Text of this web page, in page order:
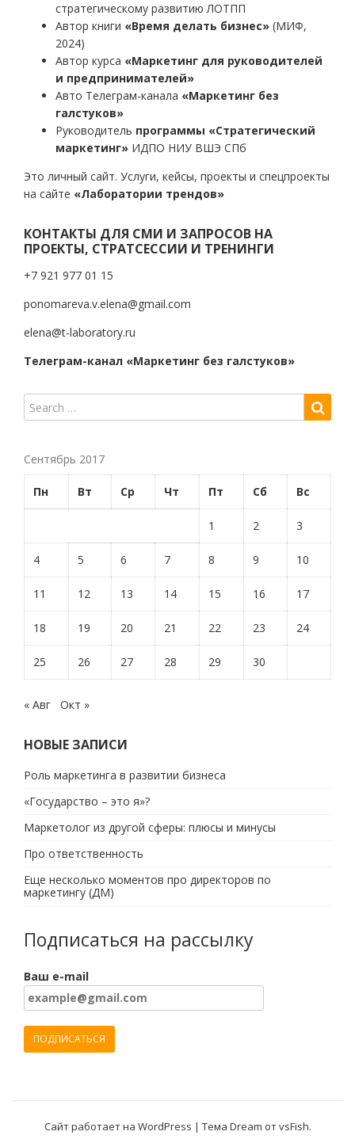
стратегическому развитию ЛОТПП
Автор книги «Время делать бизнес» (МИФ,
2024)
Автор курса «Маркетинг для руководителей
и предпринимателей»
Авто Телеграм-канала «Маркетинг без
галстуков»
Руководитель программы «Стратегический
маркетинг» ИДПО НИУ ВШЭ СПб
Это личный сайт. Услуги, кейсы, проекты и спецпроекты
на сайте «Лаборатории трендов»
КОНТАКТЫ ДЛЯ СМИ И ЗАПРОСОВ НА
ПРОЕКТЫ, СТРАТСЕССИИ И ТРЕНИНГИ
+7 921 977 01 15
ponomareva.v.elena@gmail.com
elena@t-laboratory.ru
Телеграм-канал «Маркетинг без галстуков»
Сентябрь 2017
Пн Вт Ср Чт Пт Сб Вс
1 2 3
4 5 6 7 8 9 10
11 12 13 14 15 16 17
18 19 20 21 22 23 24
25 26 27 28 29 30
« Авг Окт »
НОВЫЕ ЗАПИСИ
Роль маркетинга в развитии бизнеса
«Государство – это я»?
Маркетолог из другой сферы: плюсы и минусы
Про ответственность
Еще несколько моментов про директоров по
маркетингу (ДМ)
Подписаться на рассылку
Ваш e-mail
Сайт работает на WordPress | Тема Dream отvsFish.